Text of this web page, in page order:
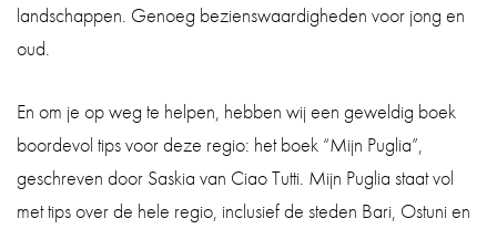
landschappen. Genoeg bezienswaardigheden voor jong en
oud.
En om je op weg te helpen, hebben wij een geweldig boek
boordevol tips voor deze regio: het boek “Mijn Puglia”,
geschreven door Saskia van Ciao Tutti. Mijn Puglia staat vol
met tips over de hele regio, inclusief de steden Bari, Ostuni en